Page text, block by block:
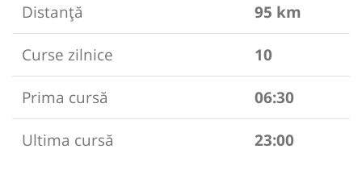
Distanță
95 km
Curse zilnice
10
Prima cursă
06:30
Ultima cursă
23:00